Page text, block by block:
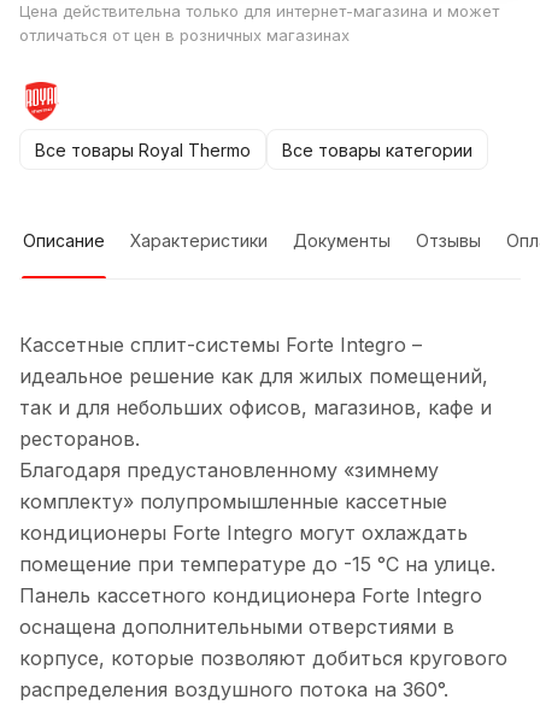
Цена действительна только для интернет-магазина и может
отличаться от цен в розничных магазинах
Все товары Royal Thermo Все товары категории
Описание Характеристики Документы Отзывы
Кассетные сплит-системы Forte Integro –
идеальное решение как для жилых помещений,
так и для небольших офисов, магазинов, кафе и
ресторанов.
Благодаря предустановленному «зимнему
комплекту» полупромышленные кассетные
кондиционеры Forte Integro могут охлаждать
помещение при температуре до -15 °C на улице.
Панель кассетного кондиционера Forte Integro
оснащена дополнительными отверстиями в
корпусе, которые позволяют добиться кругового
распределения воздушного потока на 360°.